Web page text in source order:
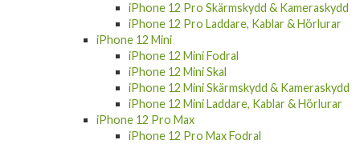
iPhone 12 Pro Skärmskydd & Kameraskydd
iPhone 12 Pro Laddare, Kablar & Hörlurar
iPhone 12 Mini
iPhone 12 Mini Fodral
iPhone 12 Mini Skal
iPhone 12 Mini Skärmskydd & Kameraskydd
iPhone 12 Mini Laddare, Kablar & Hörlurar
iPhone 12 Pro Max
iPhone 12 Pro Max Fodral